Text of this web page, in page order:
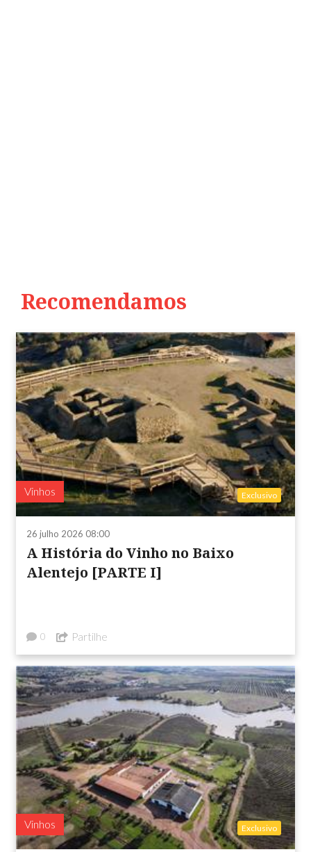
Recomendamos
Vinhos Exclusivo
26 julho 2026 08:00
A História do Vinho no Baixo
Alentejo [PARTE I]
0 Partilhe
Vinhos Exclusivo